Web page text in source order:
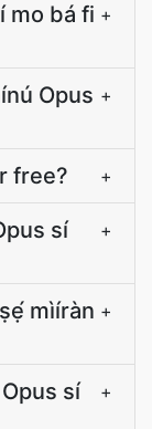
mo bá fi +
Opus +
free? +
sí
+
mìíràn +
sí
+